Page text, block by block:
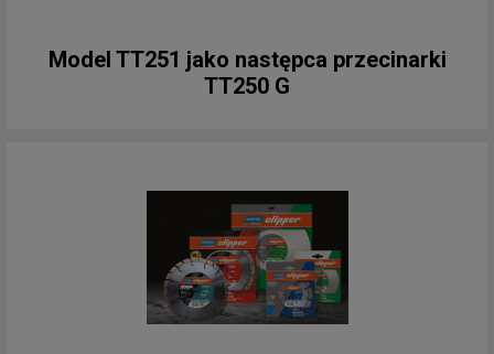
Model TT251 jako następca przecinarki
TT250 G